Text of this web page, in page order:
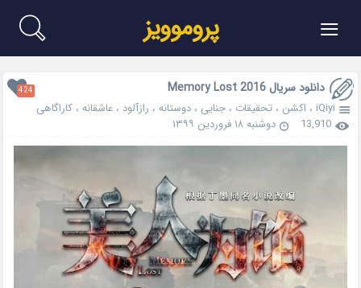
≡ پروموویز
دانلود سریال Memory Lost 2016 424
iQiyi ، اکشن ،تحقیقات ،جنایی ،دوستانه ، رازآلود ،عاشقانه ،کاراگاهی
13,910
دوشنبه ۱۸ فروردین ۱۳۹۹